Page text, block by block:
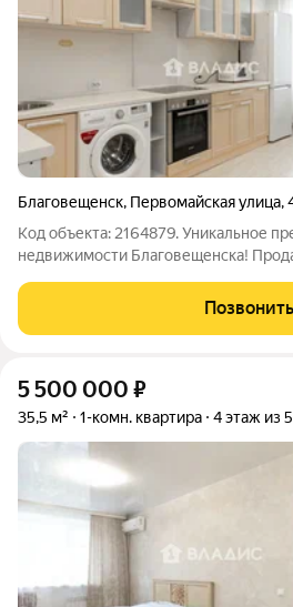
Благовещенск, Первомайская улица,
Код объекта: 2164879. Уникальное
недвижимости Благовещенска!
Квартира расположена по адресу:
Дом построен в 2009 году из
Позвонить
5 500 000 ₽
35,5 м² 1-комн. квартира 4 этаж из 5